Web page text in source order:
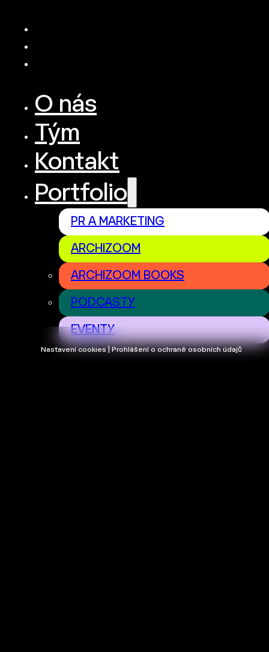
Nastavení cookies | Prohlášení o ochraně osobních údajů
O nás
Tým
Kontakt
Portfolio
PR A MARKETING
ARCHIZOOM
ARCHIZOOM BOOKS
PODCASTY
EVENTY